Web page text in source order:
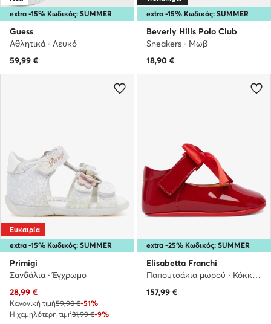
extra -15% Κωδικός: SUMMER
Guess
Αθλητικά · Λευκό
59,99 €
extra -15% Κωδικός: SUMMER
Beverly Hills Polo Club
Sneakers · Μωβ
18,90 €
extra -15% Κωδικός: SUMMER
Ευκαιρία
Primigi
Σανδάλια · Έγχρωμο
Τρέχουσα τιμή
28,99 €
Κανονική τιμή59,90 €-51%
Η χαμηλότερη τιμή31,99 €-9%
extra -25% Κωδικός: SUMMER
Elisabetta Franchi
Παπουτσάκια μωρού · Κόκκινο
157,99 €